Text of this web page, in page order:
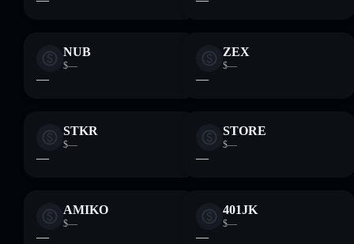
NUB
$—
—
ZEX
$—
—
STKR
$—
—
STORE
$—
—
AMIKO
$—
—
401JK
$—
—